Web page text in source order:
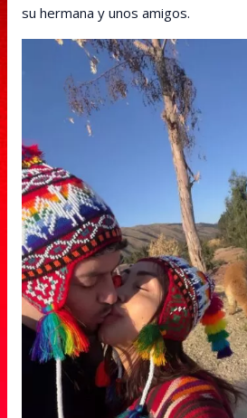
su hermana y unos amigos.